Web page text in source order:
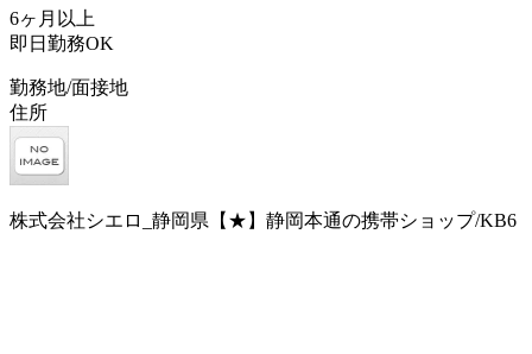
6ヶ月以上
即日勤務OK
勤務地/面接地
住所
株式会社シエロ_静岡県【★】静岡本通の携帯ショップ/KB6